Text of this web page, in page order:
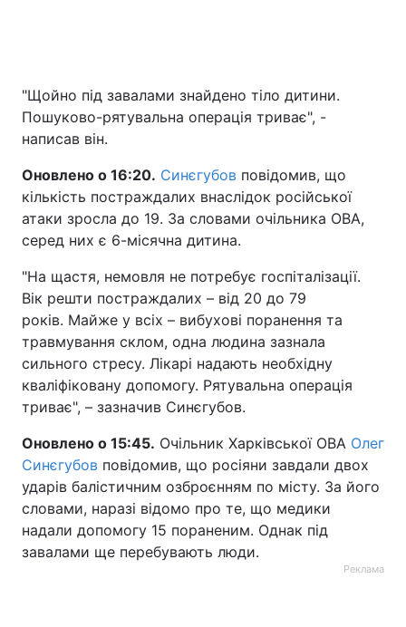
"Щойно під завалами знайдено тіло дитини.
Пошуково-рятувальна операція триває", -
написав він.
Оновлено о 16:20. Синєгубов повідомив, що
кількість постраждалих внаслідок російської
атаки зросла до 19. За словами очільника ОВА,
серед них є 6-місячна дитина.
"На щастя, немовля не потребує госпіталізації.
Вік решти постраждалих – від 20 до 79
років. Майже у всіх – вибухові поранення та
травмування склом, одна людина зазнала
сильного стресу. Лікарі надають необхідну
кваліфіковану допомогу. Рятувальна операція
триває", – зазначив Синєгубов.
Оновлено о 15:45. Очільник Харківської ОВА Олег
Синєгубов повідомив, що росіяни завдали двох
ударів балістичним озброєнням по місту. За його
словами, наразі відомо про те, що медики
надали допомогу 15 пораненим. Однак під
завалами ще перебувають люди.
Реклама